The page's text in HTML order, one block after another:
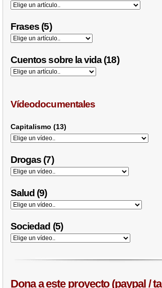
Frases (5)
Cuentos sobre la vida (18)
Vídeodocumentales
Capitalismo (13)
Drogas (7)
Salud (9)
Sociedad (5)
Dona a este proyecto (paypal /